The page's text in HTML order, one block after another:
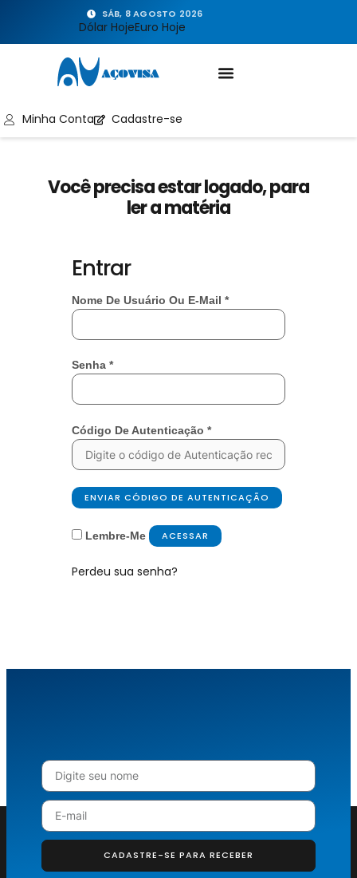
SÁB, 8 AGOSTO 2026
Dólar HojeEuro Hoje
Minha Conta Cadastre-se
Você precisa estar logado, para
ler a matéria
Entrar
Nome De Usuário Ou E-Mail *
Senha *
Código De Autenticação *
ENVIAR CÓDIGO DE AUTENTICAÇÃO
Lembre-Me ACESSAR
Perdeu sua senha?
CADASTRE-SE PARA RECEBER